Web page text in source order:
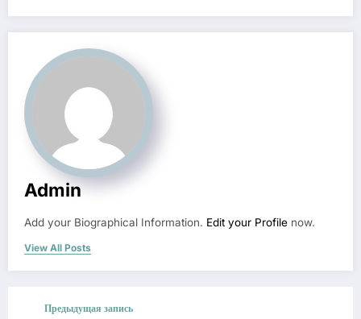
Admin
Add your Biographical Information. Edit your Profile now.
View All Posts
Предыдущая запись